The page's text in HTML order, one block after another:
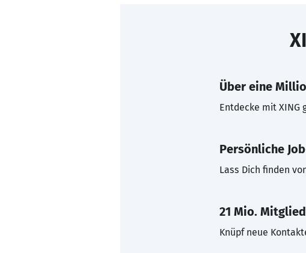
Über eine
Entdecke mit XING
Persönliche
Lass Dich finden
21 Mio.
Knüpf neue